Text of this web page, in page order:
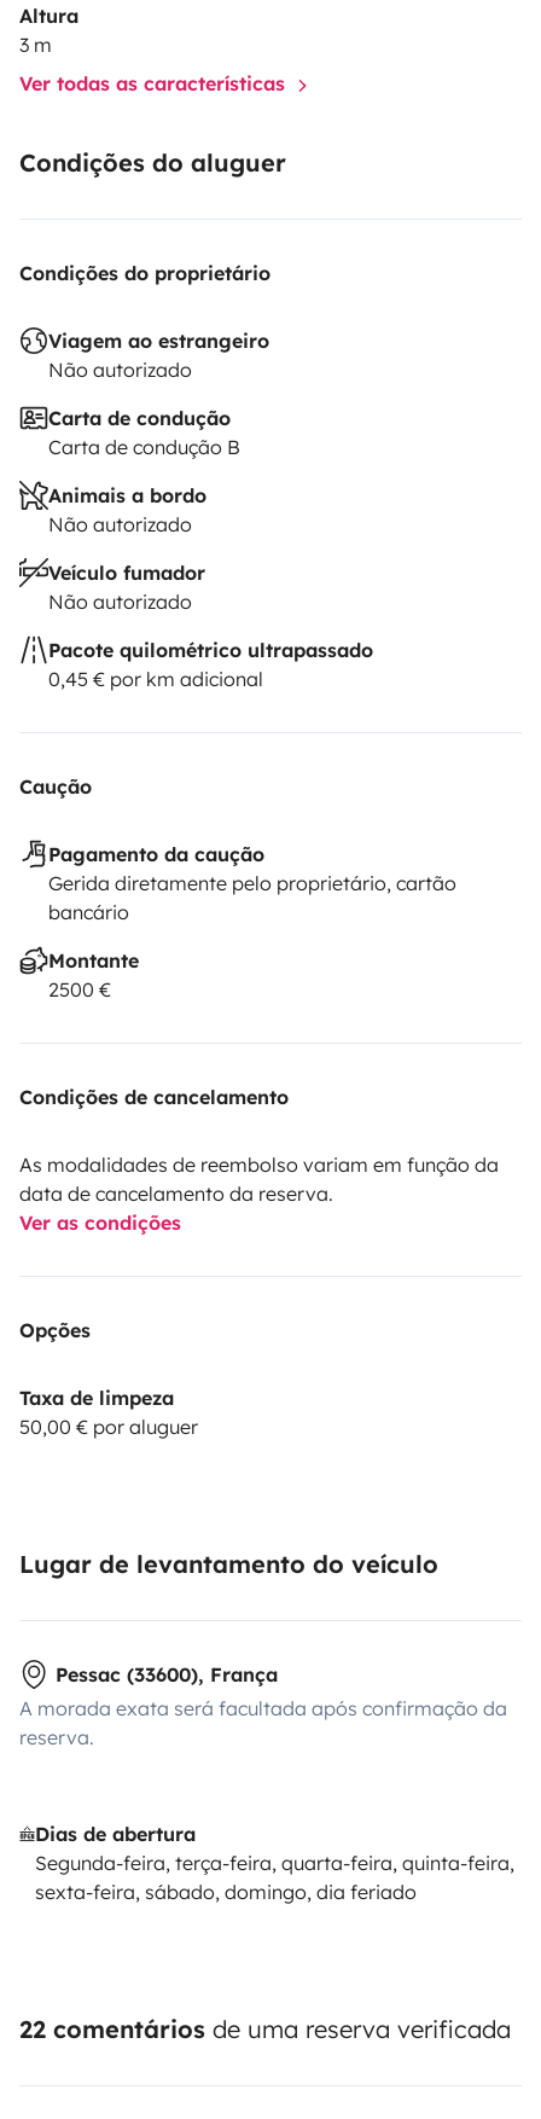
• 🗺️ Personal map with 400+ tested spots
• 📱 Support during your trip
Two ways to travel:
• total freedom
• or guided experience
✈️ Access & logistics
• 15 min from Bordeaux airport
• Transfer available (25 € / trip)
• Free parking
• Luggage storage
🌍 Travel freely across Europe
➕ Extras
• 🏄 Surfboards
🌍 Languages
French 🇫🇷 | German 🇩🇪 | English 🇬🇧 | Spanish 🇪🇸
📩 Feel free to contact me!
Altura
3 m
Ver todas as características
Condições do aluguer
Condições do proprietário
Viagem ao estrangeiro
Não autorizado
Carta de condução
Carta de condução B
Animais a bordo
Não autorizado
Veículo fumador
Não autorizado
Pacote quilométrico ultrapassado
0,45 € por km adicional
Caução
Pagamento da caução
Gerida diretamente pelo proprietário, cartão
bancário
Montante
2500 €
Condições de cancelamento
As modalidades de reembolso variam em função da
data de cancelamento da reserva.
Ver as condições
Opções
Taxa de limpeza
50,00 € por aluguer
Lugar de levantamento do veículo
Pessac (33600), França
A morada exata será facultada após confirmação da
reserva.
Dias de abertura
Segunda-feira, terça-feira, quarta-feira, quinta-feira,
sexta-feira, sábado, domingo, dia feriado
22 comentários de uma reserva verificada